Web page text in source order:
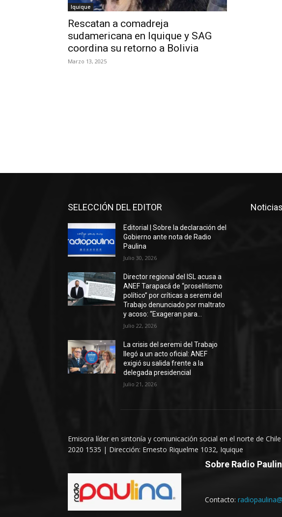
Iquique
Rescatan a comadreja
sudamericana en Iquique y SAG
coordina su retorno a Bolivia
Marzo 13, 2025
SELECCIÓN DEL EDITOR
Editorial | Sobre la declaración del
Gobierno ante nota de Radio
Paulina
Julio 30, 2026
Director regional del ISL acusa a
ANEF Tarapacá de “proselitismo
político” por críticas a seremi del
Trabajo denunciado por maltrato
y acoso: “Exageran para...
Julio 22, 2026
La crisis del seremi del Trabajo
llegó a un acto oficial: ANEF
exigió su salida frente a la
delegada presidencial
Julio 21, 2026
Emisora líder en sintonía y comunicación social en el norte de
2020 1535 | Dirección: Ernesto Riquelme 1032, Iquique
Sobre Radio
Contacto: